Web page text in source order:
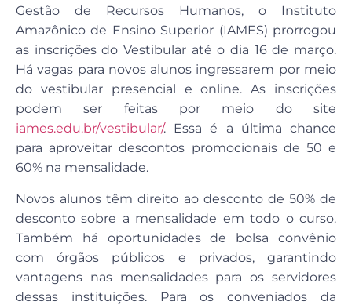
Gestão de Recursos Humanos, o Instituto
Amazônico de Ensino Superior (IAMES) prorrogou
as inscrições do Vestibular até o dia 16 de março.
Há vagas para novos alunos ingressarem por meio
do vestibular presencial e online. As inscrições
podem ser feitas por meio do site
iames.edu.br/vestibular/. Essa é a última chance
para aproveitar descontos promocionais de 50 e
60% na mensalidade.
Novos alunos têm direito ao desconto de 50% de
desconto sobre a mensalidade em todo o curso.
Também há oportunidades de bolsa convênio
com órgãos públicos e privados, garantindo
vantagens nas mensalidades para os servidores
dessas instituições. Para os conveniados da